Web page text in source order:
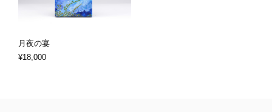
月夜の宴
¥18,000